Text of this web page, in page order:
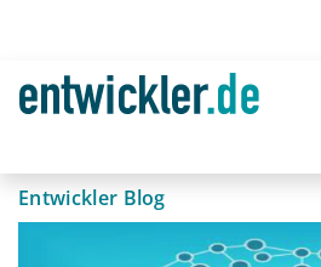
Entwickler Blog